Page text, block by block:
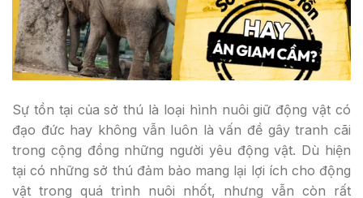
Sự tồn tại của sở thú là loại hình nuôi giữ động vật có
đạo đức hay không vẫn luôn là vấn đề gây tranh cãi
trong cộng đồng những người yêu động vật. Dù hiện
tại có những sở thú đảm bảo mang lại lợi ích cho động
vật trong quá trình nuôi nhốt, nhưng vẫn còn rất